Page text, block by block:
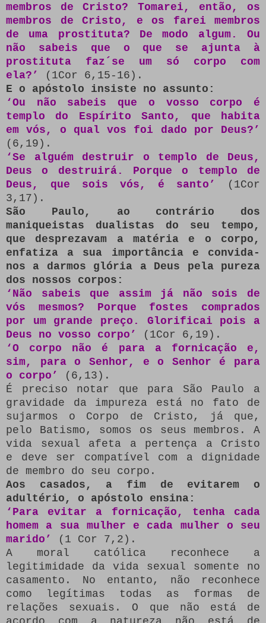
membros de Cristo? Tomarei, então, os
membros de Cristo, e os farei membros
de uma prostituta? De modo algum. Ou
não sabeis que o que se ajunta à
prostituta faz´se um só corpo com
ela?’
(1Cor 6,15-16).
E o apóstolo insiste no assunto:
‘Ou não sabeis que o vosso corpo é
templo do Espírito Santo, que habita
em vós, o qual vos foi dado por Deus?’
(6,19).
‘Se alguém destruir o templo de Deus,
Deus o destruirá. Porque o templo de
Deus, que sois vós, é santo’
(1Cor
3,17).
São Paulo, ao contrário dos
maniqueistas dualistas do seu tempo,
que desprezavam a matéria e o corpo,
enfatiza a sua importância e convida-
nos a darmos glória a Deus pela pureza
dos nossos corpos:
‘Não sabeis que assim já não sois de
vós mesmos? Porque fostes comprados
por um grande preço. Glorificai pois a
Deus no vosso corpo’
(1Cor 6,19).
‘O corpo não é para a fornicação e,
sim, para o Senhor, e o Senhor é para
o corpo’
(6,13).
É preciso notar que para São Paulo a
gravidade da impureza está no fato de
sujarmos o Corpo de Cristo, já que,
pelo Batismo, somos os seus membros. A
vida sexual afeta a pertença a Cristo
e deve ser compatível com a dignidade
de membro do seu corpo.
Aos casados, a fim de evitarem o
adultério, o apóstolo ensina:
‘Para evitar a fornicação, tenha cada
homem a sua mulher e cada mulher o seu
marido’
(1 Cor 7,2).
A moral católica reconhece a
legitimidade da vida sexual somente no
casamento. No entanto, não reconhece
como legítimas todas as formas de
relações sexuais. O que não está de